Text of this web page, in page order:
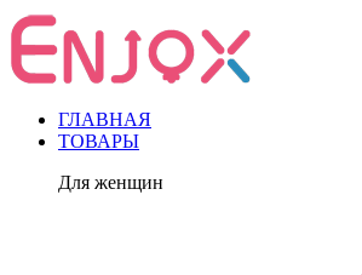
ГЛАВНАЯ
ТОВАРЫ
Для женщин